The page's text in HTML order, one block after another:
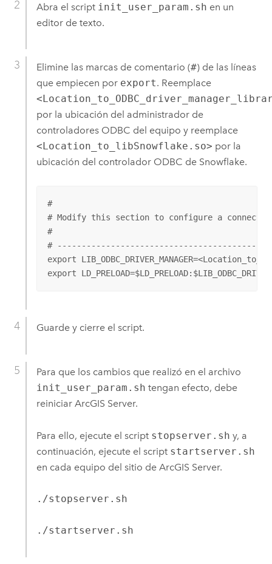
Abra el script init_user_param.sh en un
editor de texto.
Elimine las marcas de comentario (#) de las líneas
que empiecen por export. Reemplace
por la ubicación del administrador de
controladores ODBC del equipo y reemplace
<Location_to_libSnowflake.so> por la
ubicación del controlador ODBC de Snowflake.
#
# Modify this section to configure a connection
#
#
export
export
Guarde y cierre el script.
Para que los cambios que realizó en el archivo
init_user_param.sh tengan efecto, debe
reiniciar ArcGIS Server.
Para ello, ejecute el script stopserver.sh y, a
continuación, ejecute el script startserver.sh
en cada equipo del sitio de ArcGIS Server.
./stopserver.sh
./startserver.sh